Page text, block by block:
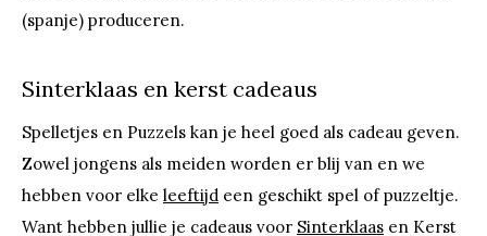
(spanje) produceren.
Sinterklaas en kerst cadeaus
Spelletjes en Puzzels kan je heel goed als cadeau geven.
Zowel jongens als meiden worden er blij van en we
hebben voor elke leeftijd een geschikt spel of puzzeltje.
Want hebben jullie je cadeaus voor Sinterklaas en Kerst